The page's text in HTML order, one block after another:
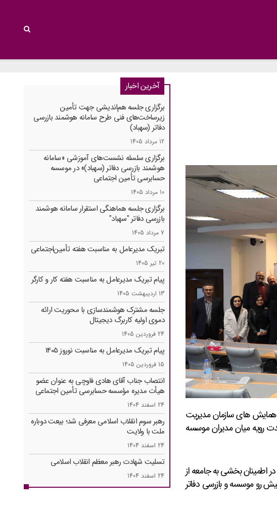
روز حسابدار، مورخ 15 آذر 1404 در سالن پویش مرکز همایش های سازمان مدیریت
رویه میان مدیران موسسه
اطمینان بخشی به جامعه از
رو موسسه و بازرسی دفاتر
آخرین اخبار
برگزاری جلسه هم‌اندیشی جهت تأمین
زیرساخت‌های فنی طرح سامانه هوشمند بازرسی
دفاتر (سهباد)
12 مرداد 1405
برگزاری سلسله نشست‌های آموزشی «سامانه
هوشمند بازرسی دفاتر (سهباد)» در موسسه
حسابرسی تأمین اجتماعی
10 مرداد 1405
برگزاری جلسه هماهنگی استقرار سامانه هوشمند
بازرسی دفاتر "سهباد"
7 مرداد 1405
تبریک مدیرعامل به مناسبت هفته تأمین‌اجتماعی
20 تیر 1405
پیام تبریک مدیرعامل به مناسبت هفته کار و کارگر
13 اردیبهشت 1405
جلسه مشترک هوشمندسازی با محوریت ارائه
دموی اولیه کاربرگ دیجیتال
24 فروردین 1405
پیام تبریک مدیرعامل به مناسبت نوروز 1405
15 فروردین 1405
انتصاب جناب آقای هادی فاوچی به عنوان عضو
هیأت مدیره مؤسسه حسابرسی تأمین ‌اجتماعی
24 اسفند 1404
رهبر سوم انقلاب اسلامی معرفی شد؛ بیعت دوباره
ملت با ولایت
24 اسفند 1404
تسلیت شهادت رهبر معظم انقلاب اسلامی
24 اسفند 1404